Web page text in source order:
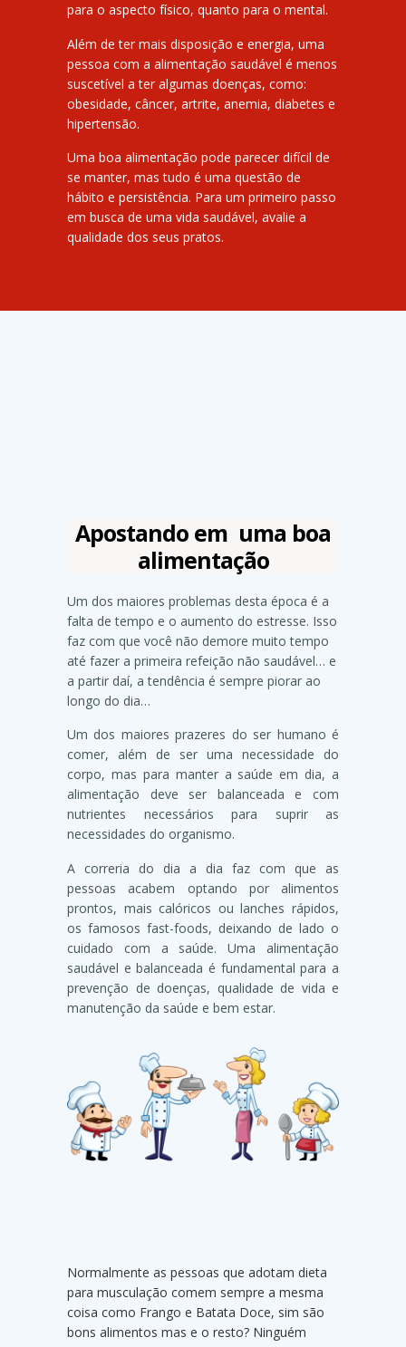
para o aspecto físico, quanto para o mental.
Além de ter mais disposição e energia, uma
pessoa com a alimentação saudável é menos
suscetível a ter algumas doenças, como:
obesidade, câncer, artrite, anemia, diabetes e
hipertensão.
Uma boa alimentação pode parecer difícil de
se manter, mas tudo é uma questão de
hábito e persistência. Para um primeiro passo
em busca de uma vida saudável, avalie a
qualidade dos seus pratos.
Apostando em uma boa
alimentação
Um dos maiores problemas desta época é a
falta de tempo e o aumento do estresse. Isso
faz com que você não demore muito tempo
até fazer a primeira refeição não saudável… e
a partir daí, a tendência é sempre piorar ao
longo do dia…
Um dos maiores prazeres do ser humano é
comer, além de ser uma necessidade do
corpo, mas para manter a saúde em dia, a
alimentação deve ser balanceada e com
nutrientes necessários para suprir as
necessidades do organismo.
A correria do dia a dia faz com que as
pessoas acabem optando por alimentos
prontos, mais calóricos ou lanches rápidos,
os famosos fast-foods, deixando de lado o
cuidado com a saúde. Uma alimentação
saudável e balanceada é fundamental para a
prevenção de doenças, qualidade de vida e
manutenção da saúde e bem estar.
Normalmente as pessoas que adotam dieta
para musculação comem sempre a mesma
coisa como Frango e Batata Doce, sim são
bons alimentos mas e o resto? Ninguém